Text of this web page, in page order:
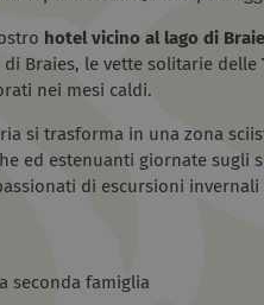
hotel vicino al lago di
Braies, le vette solitarie delle
nei mesi caldi.
si trasforma in una zona
ed estenuanti giornate sugli
di escursioni
seconda famiglia